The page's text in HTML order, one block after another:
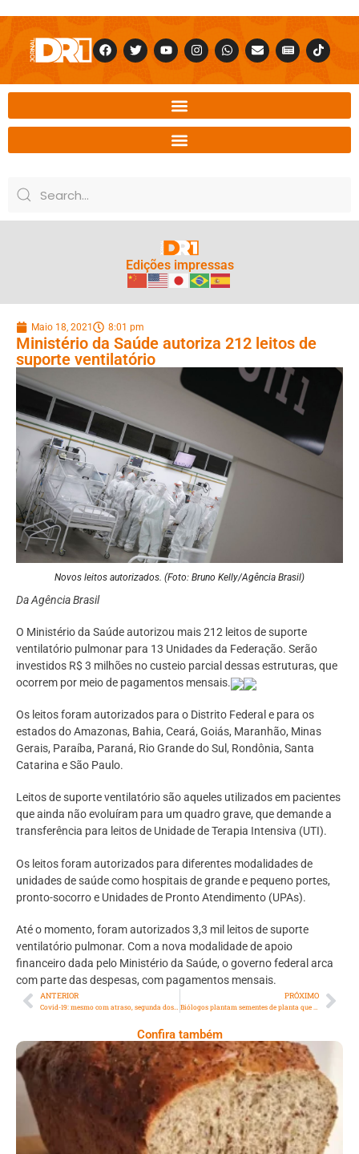
Edições impressas
Maio 18, 2021 8:01 pm
Ministério da Saúde autoriza 212 leitos de
suporte ventilatório
Novos leitos autorizados. (Foto: Bruno Kelly/Agência Brasil)
Da Agência Brasil
O Ministério da Saúde autorizou mais 212 leitos de suporte
ventilatório pulmonar para 13 Unidades da Federação. Serão
investidos R$ 3 milhões no custeio parcial dessas estruturas, que
ocorrem por meio de pagamentos mensais.
Os leitos foram autorizados para o Distrito Federal e para os
estados do Amazonas, Bahia, Ceará, Goiás, Maranhão, Minas
Gerais, Paraíba, Paraná, Rio Grande do Sul, Rondônia, Santa
Catarina e São Paulo.
Leitos de suporte ventilatório são aqueles utilizados em pacientes
que ainda não evoluíram para um quadro grave, que demande a
transferência para leitos de Unidade de Terapia Intensiva (UTI).
Os leitos foram autorizados para diferentes modalidades de
unidades de saúde como hospitais de grande e pequeno portes,
pronto-socorro e Unidades de Pronto Atendimento (UPAs).
Até o momento, foram autorizados 3,3 mil leitos de suporte
ventilatório pulmonar. Com a nova modalidade de apoio
financeiro dada pelo Ministério da Saúde, o governo federal arca
com parte das despesas, com pagamentos mensais.
ANTERIOR PRÓXIMO
Confira também
Comer Bem: Pão Low Carb